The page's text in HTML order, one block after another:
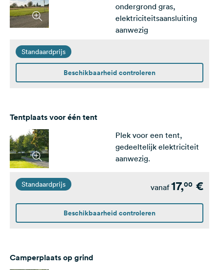
ondergrond gras,
elektriciteitsaansluiting
aanwezig
Standaardprijs
Beschikbaarheid controleren
Tentplaats voor één tent
Plek voor een tent,
gedeeltelijk elektriciteit
aanwezig.
Standaardprijs vanaf 17,00 €
Beschikbaarheid controleren
Camperplaats op grind